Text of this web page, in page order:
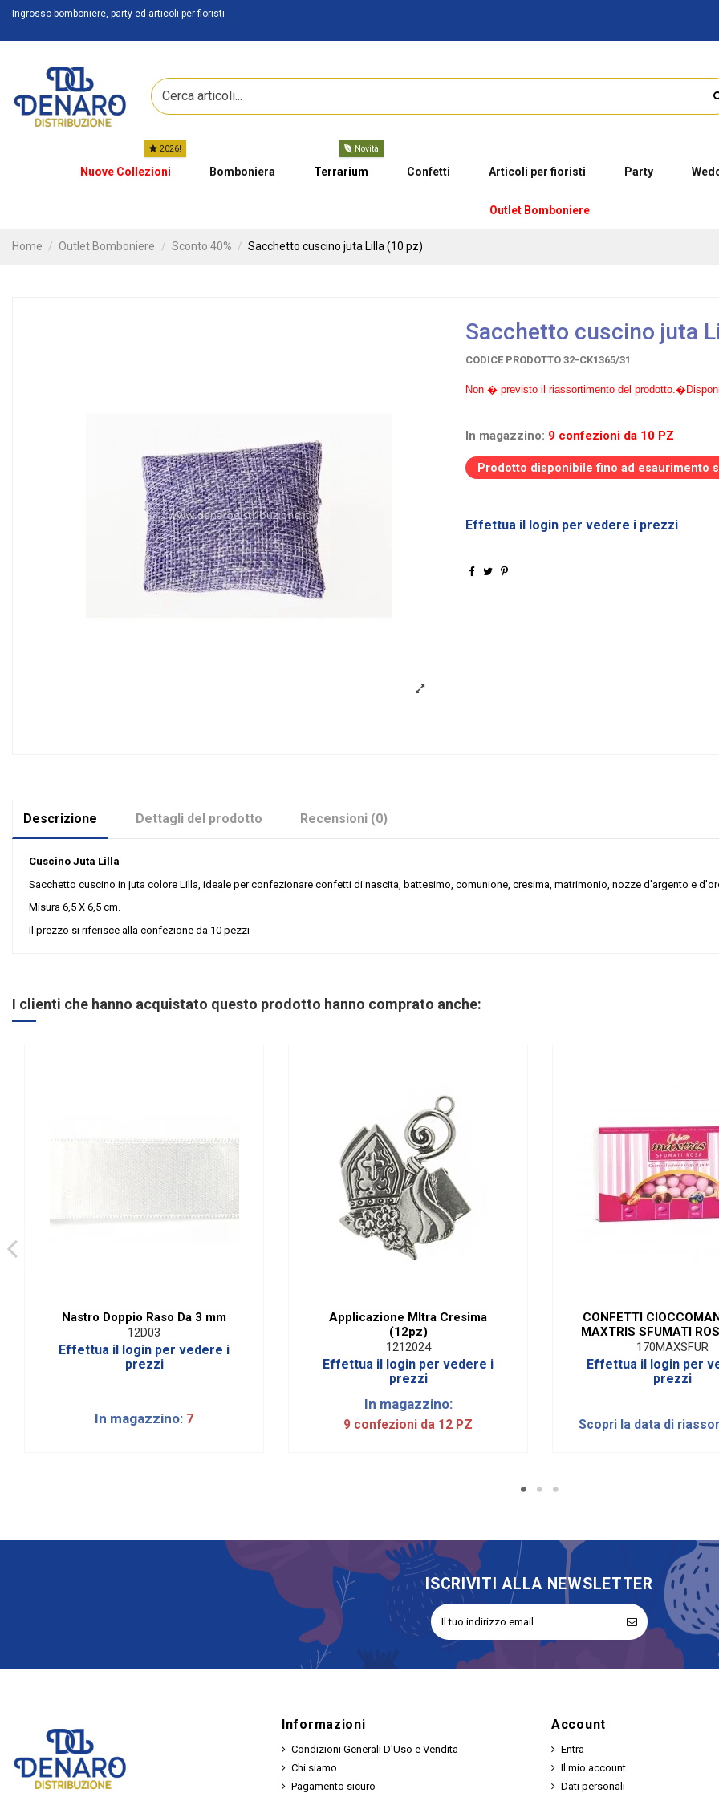
Ingrosso bomboniere, party ed articoli per fioristi
Nuove Collezioni
2026!
Bomboniera Terrarium
Novità
Confetti Articoli per fioristi Party
Outlet Bomboniere
Home Outlet Bomboniere Sconto 40% Sacchetto cuscino juta Lilla (10 pz)
Sacchetto cuscino juta
CODICE PRODOTTO 32-CK1365/31
Non � previsto il riassortimento del prodotto.�
In magazzino: 9 confezioni da 10 PZ
Prodotto disponibile fino ad esaurimento
Effettua il login per vedere i prezzi
Descrizione Dettagli del prodotto Recensioni (0)
Cuscino Juta Lilla
Sacchetto cuscino in juta colore Lilla, ideale per confezionare confetti di nascita, battesimo, comunione, cresima, matrimonio, nozze d'argento e
Misura 6,5 X 6,5 cm.
Il prezzo si riferisce alla confezione da 10 pezzi
Riordinabile
I clienti che hanno acquistato questo prodotto hanno comprato anche:
Nastro Doppio Raso Da 3 mm
12D03
Effettua il login per vedere i
prezzi
In magazzino: 7
Applicazione MItra Cresima
(12pz)
1212024
Effettua il login per vedere i
prezzi
In magazzino:
9 confezioni da 12 PZ
CONFETTI
MAXTRIS SFUMATI
170MAXSFUR
Effettua il login per
prezzi
Scopri la data di
ISCRIVITI ALLA NEWSLETTER
Informazioni
Condizioni Generali D'Uso e Vendita
Chi siamo
Pagamento sicuro
Account
Entra
Il mio account
Dati personali